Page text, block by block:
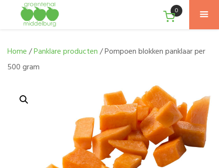
0
Home/Panklare producten/ Pompoen blokken panklaar per
500 gram